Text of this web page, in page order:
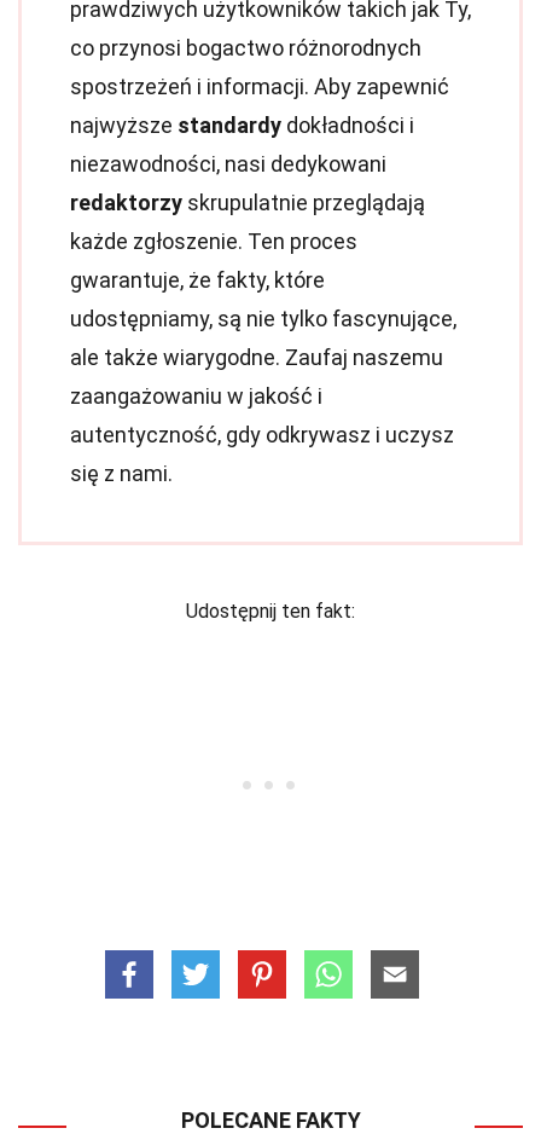
prawdziwych użytkowników takich jak Ty,
co przynosi bogactwo różnorodnych
spostrzeżeń i informacji. Aby zapewnić
najwyższe standardy dokładności i
niezawodności, nasi dedykowani
redaktorzy skrupulatnie przeglądają
każde zgłoszenie. Ten proces
gwarantuje, że fakty, które
udostępniamy, są nie tylko fascynujące,
ale także wiarygodne. Zaufaj naszemu
zaangażowaniu w jakość i
autentyczność, gdy odkrywasz i uczysz
się z nami.
Udostępnij ten fakt:
POLECANE FAKTY